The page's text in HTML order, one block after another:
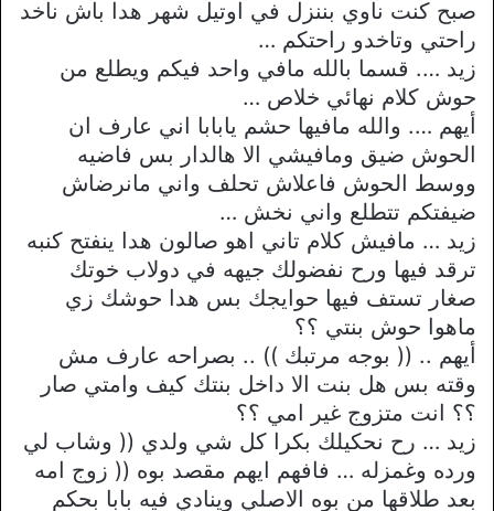
صبح كنت ناوي بننزل في اوتيل شهر هدا باش ناخد
راحتي وتاخدو راحتكم …
زيد …. قسما بالله مافي واحد فيكم ويطلع من
حوش كلام نهائي خلاص …
أيهم …. والله مافيها حشم يابابا اني عارف ان
الحوش ضيق ومافيشي الا هالدار بس فاضيه
ووسط الحوش فاعلاش تحلف واني مانرضاش
ضيفتكم تتطلع واني نخش …
زيد … مافيش كلام تاني اهو صالون هدا ينفتح كنبه
ترقد فيها ورح نفضولك جيهه في دولاب خوتك
صغار تستف فيها حوايجك بس هدا حوشك زي
ماهوا حوش بنتي ؟؟
أيهم .. (( بوجه مرتبك )) .. بصراحه عارف مش
وقته بس هل بنت الا داخل بنتك كيف وامتي صار
؟؟ انت متزوج غير امي ؟؟
زيد … رح نحكيلك بكرا كل شي ولدي (( وشاب لي
ورده وغمزله … فافهم ايهم مقصد بوه (( زوج امه
بعد طلاقها من بوه الاصلي وينادي فيه بابا بحكم